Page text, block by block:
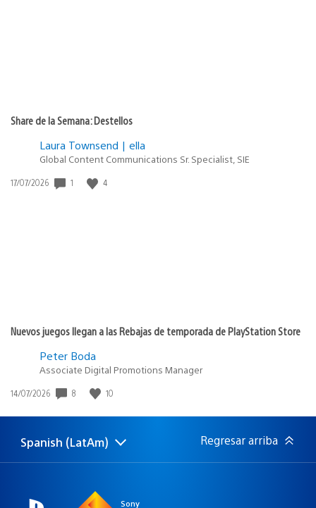
Share de la Semana: Destellos
Laura Townsend | ella
Global Content Communications Sr. Specialist, SIE
Fecha
17/07/2026 1 4
Nuevos juegos llegan a las Rebajas de temporada de PlayStation Store
Peter Boda
Associate Digital Promotions Manager
Fecha
publicación:
14/07/2026 8 10
Elige
una
Región
actual:
Spanish (LatAm) Regresar arriba
Sony